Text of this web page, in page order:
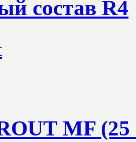
состав R4
MF (25